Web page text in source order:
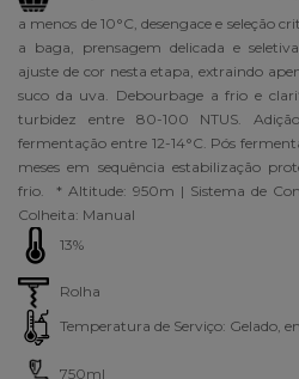
a menos de 10°C, desengace e seleção
a baga, prensagem delicada e
ajuste de cor nesta etapa, extraindo
suco da uva. Debourbage a frio e
turbidez entre 80-100 NTUS.
fermentação entre 12-14°C. Pós
meses em sequência estabilização
frio. * Altitude: 950m | Sistema de
Colheita: Manual
13%
Rolha
Temperatura de Serviço: Gelado,
750ml